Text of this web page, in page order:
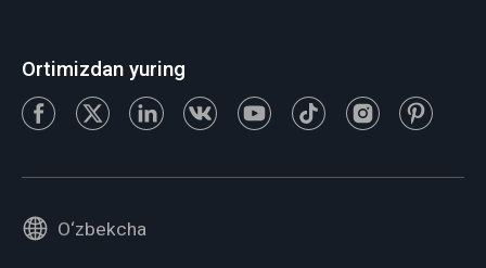
Ortimizdan yuring
O‘zbekcha